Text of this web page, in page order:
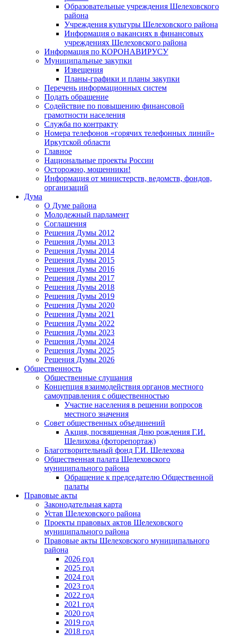
Образовательные учреждения Шелеховского
района
Учреждения культуры Шелеховского района
Информация о вакансиях в финансовых
учреждениях Шелеховского района
Информация по КОРОНАВИРУСУ
Муниципальные закупки
Извещения
Планы-графики и планы закупки
Перечень информационных систем
Подать обращение
Содействие по повышению финансовой
грамотности населения
Служба по контракту
Номера телефонов «горячих телефонных линий»
Иркутской области
Главное
Национальные проекты России
Осторожно, мошенники!
Информация от министерств, ведомств, фондов,
организаций
Дума
О Думе района
Молодежный парламент
Соглашения
Решения Думы 2012
Решения Думы 2013
Решения Думы 2014
Решения Думы 2015
Решения Думы 2016
Решения Думы 2017
Решения Думы 2018
Решения Думы 2019
Решения Думы 2020
Решения Думы 2021
Решения Думы 2022
Решения Думы 2023
Решения Думы 2024
Решения Думы 2025
Решения Думы 2026
Общественность
Общественные слушания
Концепция взаимодействия органов местного
самоуправления с общественностью
Участие населения в решении вопросов
местного значения
Совет общественных объединений
Акция, посвященная Дню рождения Г.И.
Шелихова (фоторепортаж)
Благотворительный фонд Г.И. Шелехова
Общественная палата Шелеховского
муниципального района
Обращение к председателю Общественной
палаты
Правовые акты
Законодательная карта
Устав Шелеховского района
Проекты правовых актов Шелеховского
муниципального района
Правовые акты Шелеховского муниципального
района
2026 год
2025 год
2024 год
2023 год
2022 год
2021 год
2020 год
2019 год
2018 год